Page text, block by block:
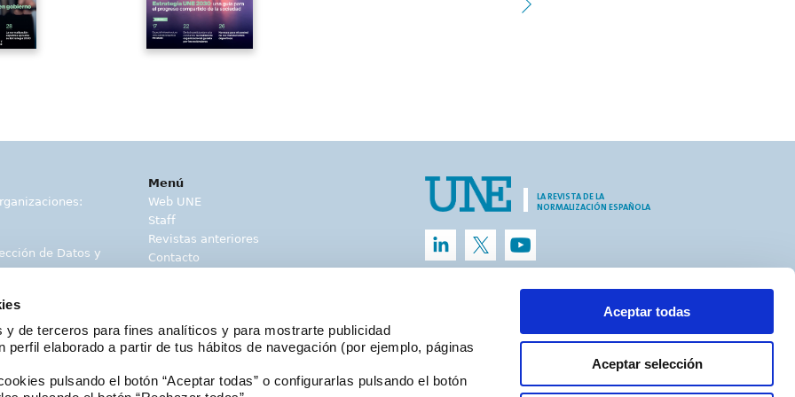
y de terceros para fines analíticos y para mostrarte publicidad
perfil elaborado a partir de tus hábitos de navegación (por ejemplo, páginas
pulsando el botón “Aceptar todas” o configurarlas pulsando el botón
Aceptar todas
Aceptar selección
de Datos y
se incorporan a
los grandes
Menú
Web UNE
Staff
Revistas anteriores
Contacto
LA REVISTA DE LA
NORMALIZACIÓN ESPAÑOLA